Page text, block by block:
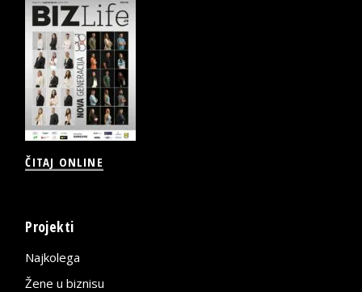
ČITAJ ONLINE
Projekti
Najkolega
Žene u biznisu